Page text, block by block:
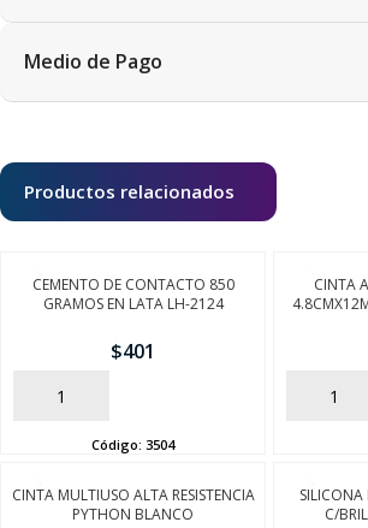
Medio de Pago
Productos relacionados
CEMENTO DE CONTACTO 850
GRAMOS EN LATA LH-2124
$401
AÑADIR
Código: 3504
CINTA
AÑADIR
CINTA MULTIUSO ALTA RESISTENCIA
PYTHON BLANCO
C/
FINALIZÁ TU COMPRA